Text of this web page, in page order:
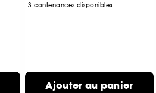
3 contenances disponibles
Ajouter au panier